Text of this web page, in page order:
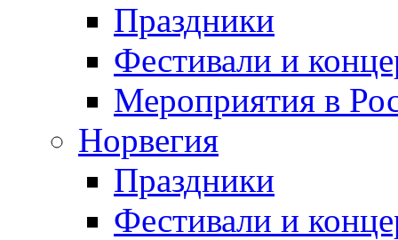
Праздники
Фестивали и
Мероприятия в
Норвегия
Праздники
Фестивали и